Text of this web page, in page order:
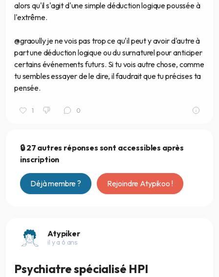
alors qu'il s'agit d'une simple déduction logique poussée à
l'extrême.
@graoully je ne vois pas trop ce qu'il peut y avoir d'autre à
part une déduction logique ou du surnaturel pour anticiper
certains événements futurs. Si tu vois autre chose, comme
tu sembles essayer de le dire, il faudrait que tu précises ta
pensée.
1 0
🔒 27 autres réponses sont accessibles après
inscription
Déjà membre ? Rejoindre Atypikoo !
Atypiker
il y a 6 ans
Psychiatre spécialisé HPI